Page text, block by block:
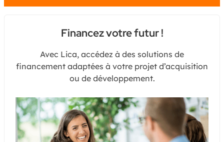
Financez votre futur !
Avec Lica, accédez à des solutions de
financement adaptées à votre projet d’acquisition
ou de développement.